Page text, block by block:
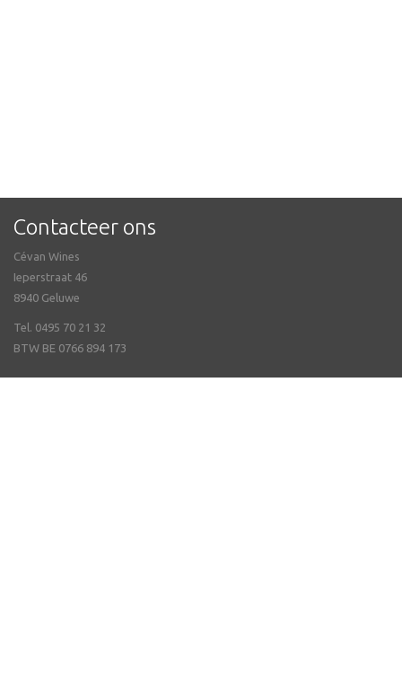
Contacteer ons
Cévan Wines
Ieperstraat 46
8940 Geluwe
Tel. 0495 70 21 32
BTW BE 0766 894 173